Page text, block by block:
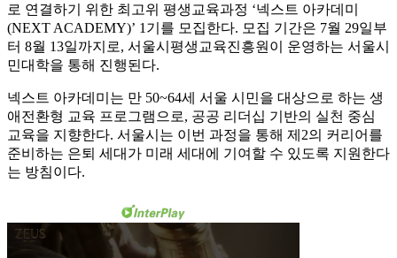
로 연결하기 위한 최고위 평생교육과정 ‘넥스트 아카데미
(NEXT ACADEMY)’ 1기를 모집한다. 모집 기간은 7월 29일부
터 8월 13일까지로, 서울시평생교육진흥원이 운영하는 서울시
민대학을 통해 진행된다.
넥스트 아카데미는 만 50~64세 서울 시민을 대상으로 하는 생
애전환형 교육 프로그램으로, 공공 리더십 기반의 실천 중심
교육을 지향한다. 서울시는 이번 과정을 통해 제2의 커리어를
준비하는 은퇴 세대가 미래 세대에 기여할 수 있도록 지원한다
는 방침이다.